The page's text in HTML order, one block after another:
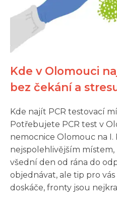
Kde v Olomouci
bez čekání a
Kde najít PCR testovací
Potřebujete PCR test v
nemocnice Olomouc na I.
nejspolehlivějším
všední den od rána do
objednávat, ale tip pro vás
doskáče, fronty jsou